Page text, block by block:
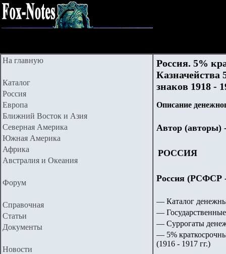
На главную
Каталог
Россия
Европа
Ближний Восток и Азия
Северная Америка
Южная Америка
Африка
Австралия и Океания
Форум
Справочная
Статьи
Документы
Новости
Россия. 5%
Казначейства
знаков 1918 -
Описание
Автор (авторы)
РОССИЯ
Россия (РСФСР -
— Каталог
—
— Суррогаты
— 5%
(1916 - 1917 гг.)